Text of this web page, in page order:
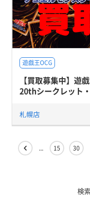
遊戯王OCG
【買取募集中】遊
20thシークレット
札幌店
... 15 30
検